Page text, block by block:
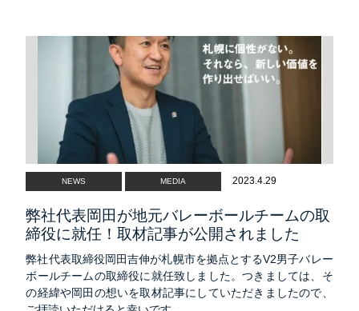
NEWS MEDIA 2023.4.29
弊社代表岡田が地元バレーボールチームの取
締役に就任！取材記事が公開されました
弊社代表取締役岡田吉伸が札幌市を拠点とするV2男子バレー
ボールチームの取締役に就任致しました。つきましては、そ
の経緯や岡田の想いを取材記事にしていただきましたので、